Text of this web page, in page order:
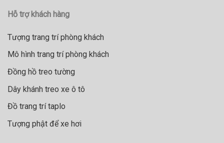
Hỗ trợ khách hàng
Tượng trang trí phòng khách
Mô hình trang trí phòng khách
Đồng hồ treo tường
Dây khánh treo xe ô tô
Đồ trang trí taplo
Tượng phật để xe hơi